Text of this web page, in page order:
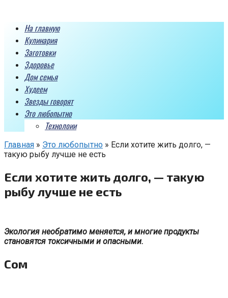
контентуНа главную
Кулинария
Заготовки
Здоровье
Дом семья
Худеем
Звезды говорят
Это любопытно
Технолоии
Главная » Это любопытно » Если хотите жить долго, —
такую рыбу лучше не есть
Если хотите жить долго, — такую
рыбу лучше не есть
Экология необратимо меняется, и многие продукты
становятся токсичными и опасными.
Сом